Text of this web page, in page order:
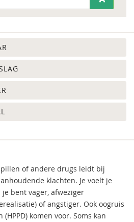
of andere drugs leidt bij
klachten. Je voelt je
bent vager, afweziger
of angstiger. Ook oogruis
komen voor. Soms kan